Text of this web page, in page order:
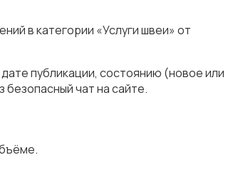
в категории «Услуги швеи» от
публикации, состоянию (новое или
чат на сайте.